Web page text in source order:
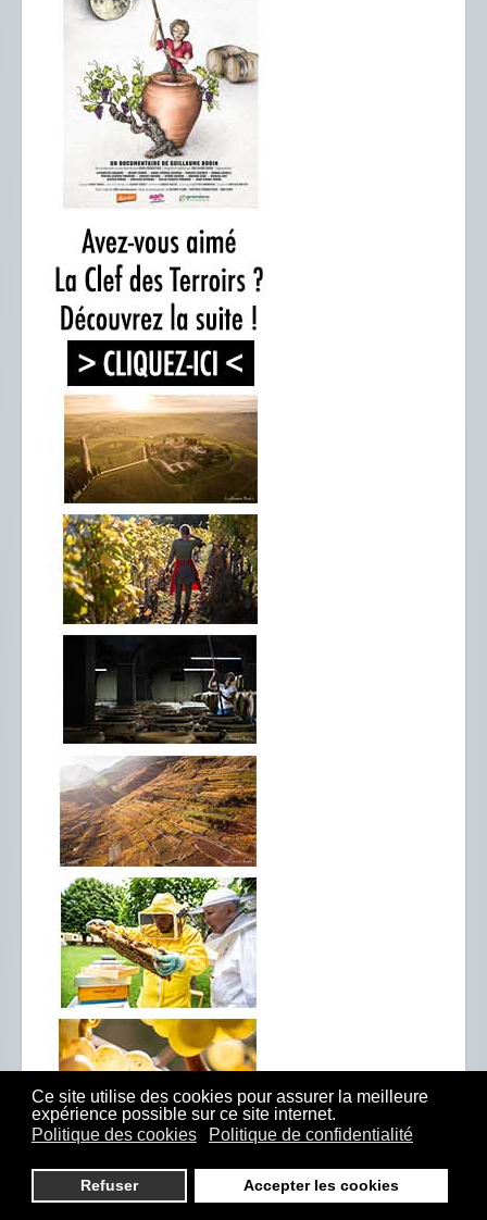
Ce site utilise des cookies pour assurer la meilleure
expérience possible sur ce site internet.
Politique des cookies
Politique de confidentialité
Refuser Accepter les cookies